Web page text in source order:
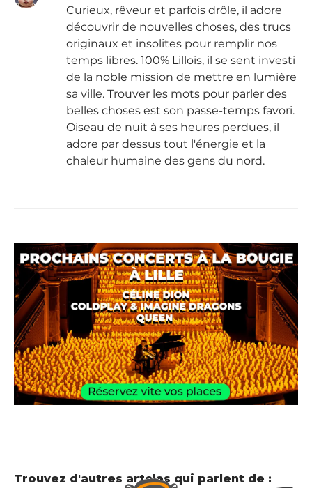
Curieux, rêveur et parfois drôle, il adore
découvrir de nouvelles choses, des trucs
originaux et insolites pour remplir nos
temps libres. 100% Lillois, il se sent investi
de la noble mission de mettre en lumière
sa ville. Trouver les mots pour parler des
belles choses est son passe-temps favori.
Oiseau de nuit à ses heures perdues, il
adore par dessus tout l'énergie et la
chaleur humaine des gens du nord.
Trouvez d'autres artcles qui parlent de :